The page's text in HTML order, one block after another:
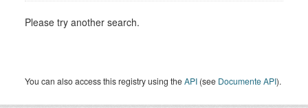
Please try another search.
You can also access this registry using theAPI (see Documente API).